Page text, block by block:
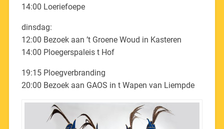
14:00 Loeriefoepe
dinsdag:
12:00 Bezoek aan ’t Groene Woud in Kasteren
14:00 Ploegerspaleis t Hof
19:15 Ploegverbranding
20:00 Bezoek aan GAOS in t Wapen van Liempde